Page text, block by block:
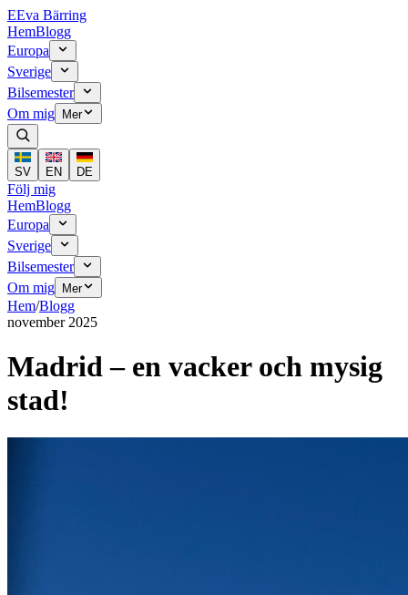
EEva Bärring
HemBlogg
Europa
Sverige
Bilsemester
Om mig
Mer
SV EN DE
Följ mig
HemBlogg
Europa
Sverige
Bilsemester
Om mig
Mer
Hem/Blogg
november 2025
Madrid – en vacker och mysig
stad!